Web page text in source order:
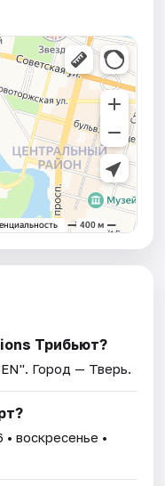
Трибьют?
. Город — Тверь.
• воскресенье •